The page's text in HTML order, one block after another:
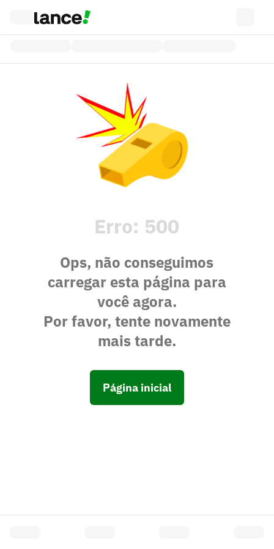
Erro: 500
Ops, não conseguimos
carregar esta página para
você agora.
Por favor, tente novamente
mais tarde.
Página inicial